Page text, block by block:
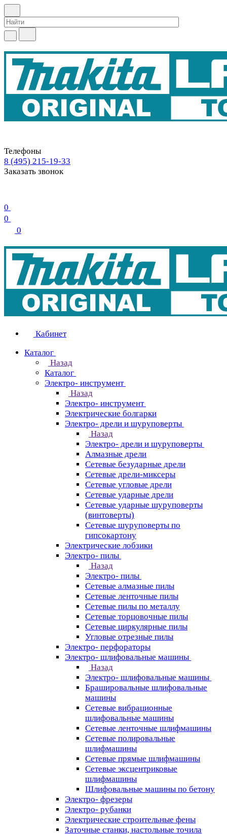
Телефоны
8 (495) 215-19-33
Заказать звонок
0
0
0
Кабинет
Каталог
Назад
Каталог
Электро- инструмент
Назад
Электро- инструмент
Электрические болгарки
Электро- дрели и шуруповерты
Назад
Электро- дрели и шуруповерты
Алмазные дрели
Сетевые безударные дрели
Сетевые дрели-миксеры
Сетевые угловые дрели
Сетевые ударные дрели
Сетевые ударные шуруповерты
(винтоверты)
Сетевые шуруповерты по
гипсокартону
Электрические лобзики
Электро- пилы
Назад
Электро- пилы
Сетевые алмазные пилы
Сетевые ленточные пилы
Сетевые пилы по металлу
Сетевые торцовочные пилы
Сетевые циркулярные пилы
Угловые отрезные пилы
Электро- перфораторы
Электро- шлифовальные машины
Назад
Электро- шлифовальные машины
Брашировальные шлифовальные
машины
Сетевые вибрационные
шлифовальные машины
Сетевые ленточные шлифмашины
Сетевые полировальные
шлифмашины
Сетевые прямые шлифмашины
Сетевые эксцентриковые
шлифмашины
Шлифовальные машины по бетону
Электро- фрезеры
Электро- рубанки
Электрические строительные фены
Заточные станки, настольные точила